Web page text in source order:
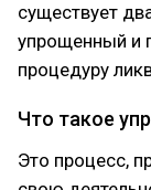
существует
упрощенный и
процедуру
Что такое
Это процесс,